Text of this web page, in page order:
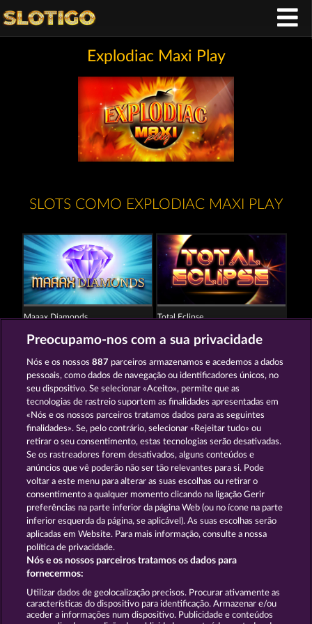
Explodiac Maxi Play
SLOTS COMO EXPLODIAC MAXI PLAY
Maaax Diamonds Total Eclipse
100 Flaring Fruits Super Duper Cherry
Termos e Condições
Declaração de Privacidade Marca
Empresa Perguntas frequentes
Programa de parceiros afiliados Facebook
Enviar pedido de rescisão
Preocupamo-nos com a sua privacidade
Nós e os nossos887 parceiros armazenamos e acedemos a dados
pessoais, como dados de navegação ou identificadores únicos, no
seu dispositivo. Se selecionar «Aceito», permite que as
tecnologias de rastreio suportem as finalidades apresentadas em
«Nós e os nossos parceiros tratamos dados para as seguintes
finalidades». Se, pelo contrário, selecionar «Rejeitar tudo» ou
retirar o seu consentimento, estas tecnologias serão desativadas.
Se os rastreadores forem desativados, alguns conteúdos e
anúncios que vê poderão não ser tão relevantes para si. Pode
voltar a este menu para alterar as suas escolhas ou retirar o
consentimento a qualquer momento clicando na ligação Gerir
preferências na parte inferior da página Web (ou no ícone na parte
inferior esquerda da página, se aplicável). As suas escolhas serão
aplicadas em Website. Para mais informação, consulte a nossa
política de privacidade.
Nós e os nossos parceiros tratamos os dados para
fornecermos:
Utilizar dados de geolocalização precisos. Procurar ativamente as
características do dispositivo para identificação. Armazenar e/ou
aceder a informações num dispositivo. Publicidade e conteúdos